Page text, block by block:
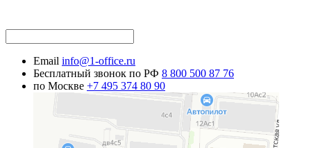
Email info@1-office.ru
Бесплатный звонок по РФ 8 800 500 87 76
по Москве +7 495 374 80 90